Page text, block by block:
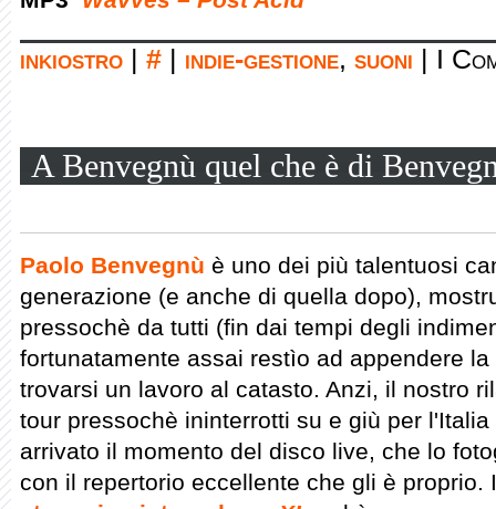
inkiostro # indie-gestione, suoni I
A Benvegnù quel che è di
Paolo Benvegnù è uno dei più talentuosi
generazione (e anche di quella dopo),
pressochè da tutti (fin dai tempi degli
fortunatamente assai restìo ad appendere
trovarsi un lavoro al catasto. Anzi, il nostro
tour pressochè ininterrotti su e giù per
arrivato il momento del disco live, che lo
con il repertorio eccellente che gli è